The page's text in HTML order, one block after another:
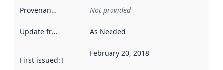
Provenance Not provided
Update frequency As Needed
First issued:This date indicates when the data in this
February 20, 2018